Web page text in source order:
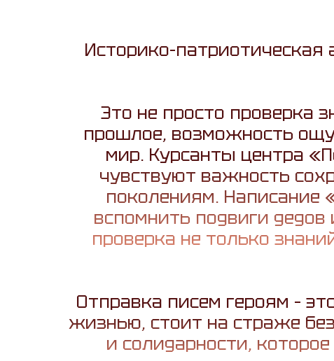
Историко-
Это не просто проверка
прошлое, возможность
мир. Курсанты центра
чувствуют важность
поколениям. Написание
вспомнить подвиги
проверка не только
Отправка писем героям –
жизнью, стоит на страже
и солидарности,